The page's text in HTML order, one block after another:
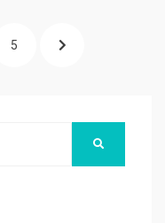
СТРАНИЦА
5 СЛЕДУЮЩАЯ